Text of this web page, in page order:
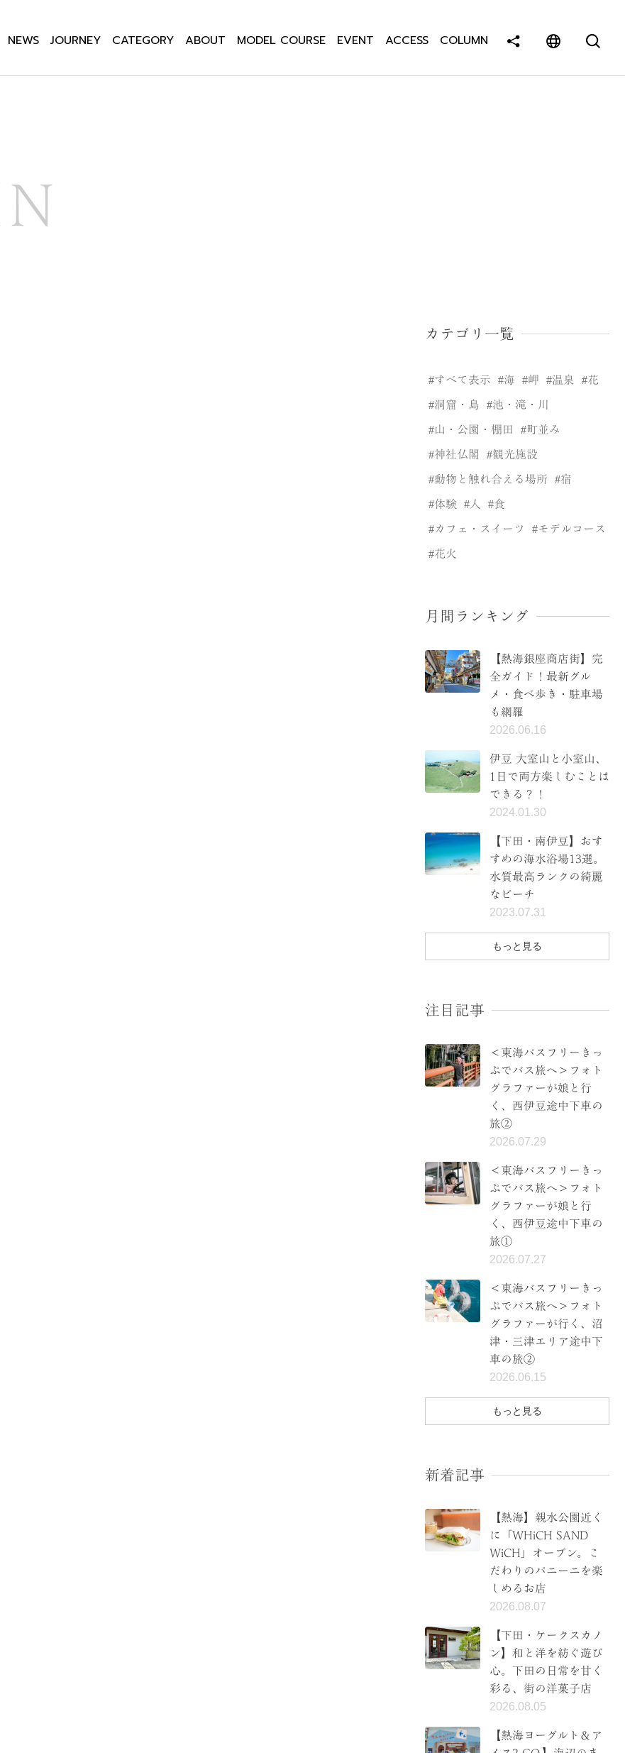
NEWS JOURNEY CATEGORY ABOUT MODEL COURSE EVENT ACCESS COLUMN
カテゴリ一覧
すべて表示 海 岬 温泉 花
洞窟・島 池・滝・川
山・公園・棚田 町並み
神社仏閣 観光施設
動物と触れ合える場所 宿
体験 人 食
カフェ・スイーツ モデルコース
花火
月間ランキング
【熱海銀座商店街】完
全ガイド！最新グル
メ・食べ歩き・駐車場
も網羅
2026.06.16
伊豆 大室山と小室山、
1日で両方楽しむことは
できる？！
2024.01.30
【下田・南伊豆】おす
すめの海水浴場13選。
水質最高ランクの綺麗
なビーチ
2023.07.31
もっと見る
注目記事
＜東海バスフリーきっ
ぷでバス旅へ＞フォト
グラファーが娘と行
く、西伊豆途中下車の
旅②
2026.07.29
＜東海バスフリーきっ
ぷでバス旅へ＞フォト
グラファーが娘と行
く、西伊豆途中下車の
旅①
2026.07.27
＜東海バスフリーきっ
ぷでバス旅へ＞フォト
グラファーが行く、沼
津・三津エリア途中下
車の旅②
2026.06.15
もっと見る
新着記事
【熱海】親水公園近く
に「WHiCH SAND
WiCH」オープン。こ
だわりのパニーニを楽
しめるお店
2026.08.07
【下田・ケークスカノ
ン】和と洋を紡ぐ遊び
心。下田の日常を甘く
彩る、街の洋菓子店
2026.08.05
【熱海ヨーグルト＆ア